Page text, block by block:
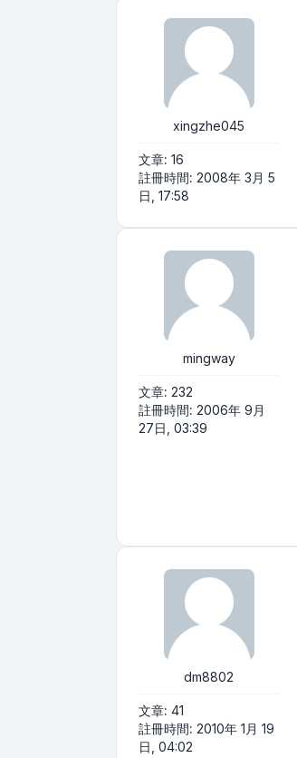
xingzhe045
文章: 16
註冊時間: 2008年 3月 5
日, 17:58
mingway
文章: 232
註冊時間: 2006年 9月
27日, 03:39
dm8802
文章: 41
註冊時間: 2010年 1月 19
日, 04:02